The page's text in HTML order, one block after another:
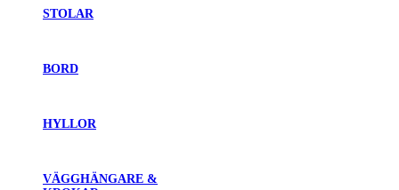
STOLAR
BORD
HYLLOR
VÄGGHÄNGARE &